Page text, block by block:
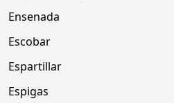
Ensenada
Escobar
Espartillar
Espigas